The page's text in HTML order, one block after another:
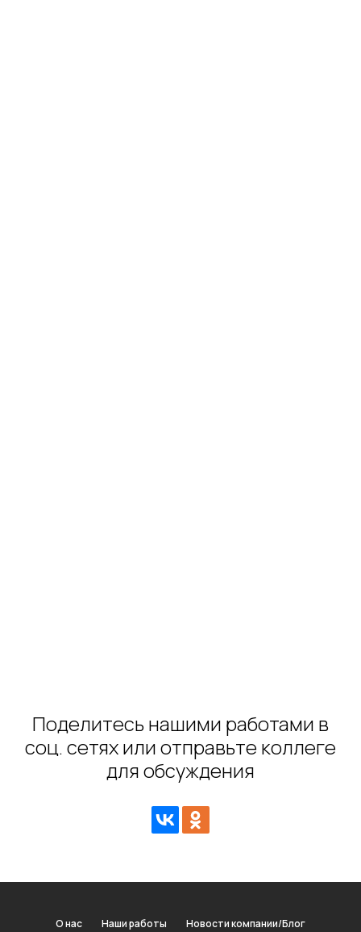
Поделитесь нашими работами в
соц. сетях или отправьте коллеге
для обсуждения
О нас Наши работы Новости компании/Блог